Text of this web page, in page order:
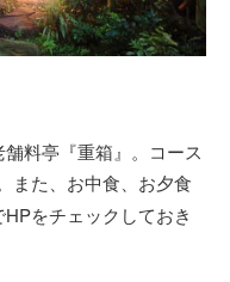
料亭『重箱』。コース
また、お中食、お夕食
をチェックしておき